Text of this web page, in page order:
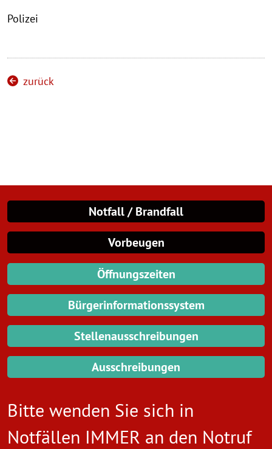
Polizei
zurück
Notfall / Brandfall
Vorbeugen
Öffnungszeiten
Bürgerinformationssystem
Stellenausschreibungen
Ausschreibungen
Bitte wenden Sie sich in
Notfällen IMMER an den Notruf